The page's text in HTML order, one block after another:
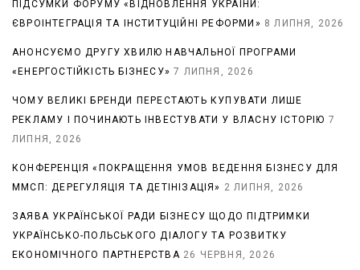
ПІДСУМКИ ФОРУМУ «ВІДНОВЛЕННЯ УКРАЇНИ:
ЄВРОІНТЕГРАЦІЯ ТА ІНСТИТУЦІЙНІ РЕФОРМИ» 8 ЛИПНЯ, 2026
АНОНСУЄМО ДРУГУ ХВИЛЮ НАВЧАЛЬНОЇ ПРОГРАМИ
«ЕНЕРГОСТІЙКІСТЬ БІЗНЕСУ» 7 ЛИПНЯ, 2026
ЧОМУ ВЕЛИКІ БРЕНДИ ПЕРЕСТАЮТЬ КУПУВАТИ ЛИШЕ
РЕКЛАМУ І ПОЧИНАЮТЬ ІНВЕСТУВАТИ У ВЛАСНУ ІСТОРІЮ 7
ЛИПНЯ, 2026
КОНФЕРЕНЦІЯ «ПОКРАЩЕННЯ УМОВ ВЕДЕННЯ БІЗНЕСУ ДЛЯ
ММСП: ДЕРЕГУЛЯЦІЯ ТА ДЕТІНІЗАЦІЯ» 2 ЛИПНЯ, 2026
ЗАЯВА УКРАЇНСЬКОЇ РАДИ БІЗНЕСУ ЩОДО ПІДТРИМКИ
УКРАЇНСЬКО-ПОЛЬСЬКОГО ДІАЛОГУ ТА РОЗВИТКУ
ЕКОНОМІЧНОГО ПАРТНЕРСТВА 26 ЧЕРВНЯ, 2026